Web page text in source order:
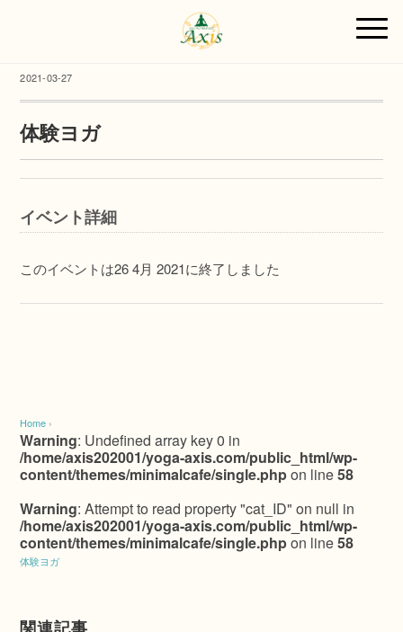
2021-03-27
体験ヨガ
イベント詳細
このイベントは26 4月 2021に終了しました
Home ›
Warning: Undefined array key 0 in
/home/axis202001/yoga-axis.com/public_html/wp-
content/themes/minimalcafe/single.phpon line58
Warning: Attempt to read property "cat_ID" on null in
/home/axis202001/yoga-axis.com/public_html/wp-
content/themes/minimalcafe/single.phpon line58
体験ヨガ
関連記事